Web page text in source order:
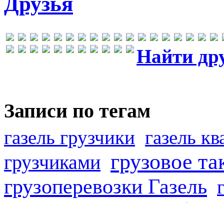
Найти
Записи по тегам
газель грузчики газель
грузчиками грузовое
грузоперевозки Газель